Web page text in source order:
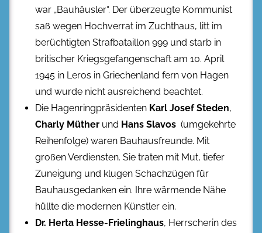
war „Bauhäusler“. Der überzeugte Kommunist
saß wegen Hochverrat im Zuchthaus, litt im
berüchtigten Strafbataillon 999 und starb in
britischer Kriegsgefangenschaft am 10. April
1945 in Leros in Griechenland fern von Hagen
und wurde nicht ausreichend beachtet.
Die Hagenringpräsidenten Karl Josef Steden,
Charly Müther und Hans Slavos (umgekehrte
Reihenfolge) waren Bauhausfreunde. Mit
großen Verdiensten. Sie traten mit Mut, tiefer
Zuneigung und klugen Schachzügen für
Bauhausgedanken ein. Ihre wärmende Nähe
hüllte die modernen Künstler ein.
Dr. Herta Hesse-Frielinghaus, Herrscherin des